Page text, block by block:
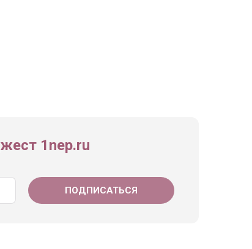
1nep.ru